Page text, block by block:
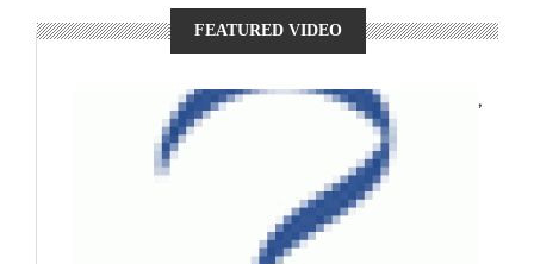
FEATURED VIDEO
,